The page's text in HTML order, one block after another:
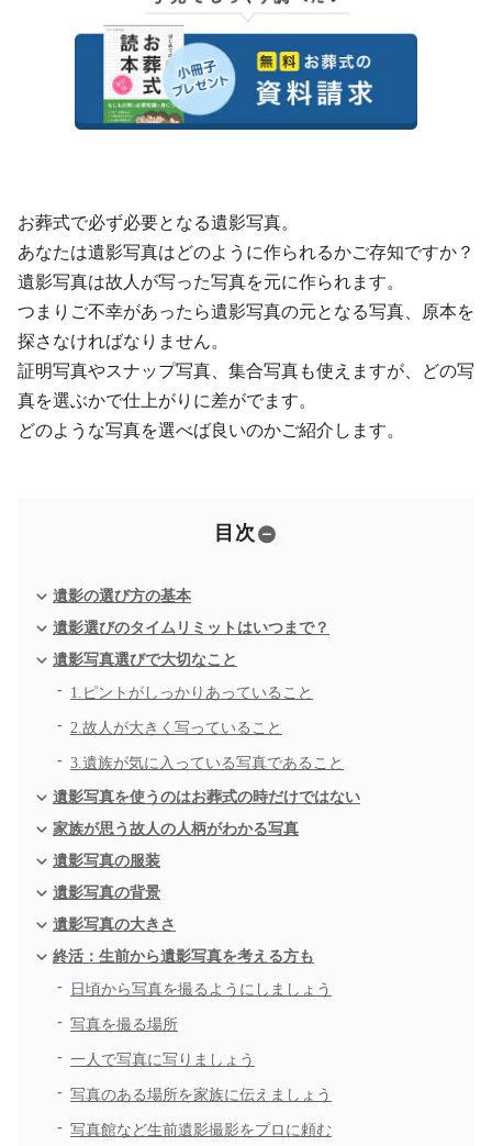
お葬式で必ず必要となる遺影写真。
あなたは遺影写真はどのように作られるかご存知ですか？
遺影写真は故人が写った写真を元に作られます。
つまりご不幸があったら遺影写真の元となる写真、原本を
探さなければなりません。
証明写真やスナップ写真、集合写真も使えますが、どの写
真を選ぶかで仕上がりに差がでます。
どのような写真を選べば良いのかご紹介します。
目次
遺影の選び方の基本
遺影選びのタイムリミットはいつまで？
遺影写真選びで大切なこと
1.ピントがしっかりあっていること
2.故人が大きく写っていること
3.遺族が気に入っている写真であること
遺影写真を使うのはお葬式の時だけではない
家族が思う故人の人柄がわかる写真
遺影写真の服装
遺影写真の背景
遺影写真の大きさ
終活：生前から遺影写真を考える方も
日頃から写真を撮るようにしましょう
写真を撮る場所
一人で写真に写りましょう
写真のある場所を家族に伝えましょう
写真館など生前遺影撮影をプロに頼む